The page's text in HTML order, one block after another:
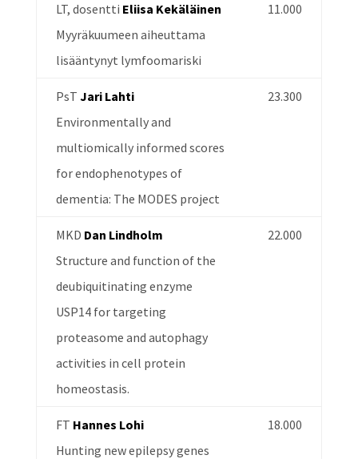
LT, dosentti Eliisa Kekäläinen
Myyräkuumeen aiheuttama
lisääntynyt lymfoomariski
11.000
PsT Jari Lahti
Environmentally and
multiomically informed scores
for endophenotypes of
dementia: The MODES project
23.300
MKD Dan Lindholm
Structure and function of the
deubiquitinating enzyme
USP14 for targeting
proteasome and autophagy
activities in cell protein
homeostasis.
22.000
FT Hannes Lohi
Hunting new epilepsy genes
18.000